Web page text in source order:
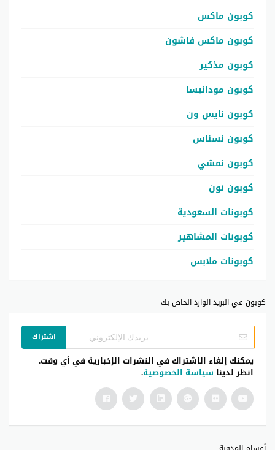
كوبون ماكس
كوبون ماكس فاشون
كوبون مذكير
كوبون مودانيسا
كوبون نايس ون
كوبون نسناس
كوبون نمشي
كوبون نون
كوبونات السعودية
كوبونات المشاهير
كوبونات ملابس
كوبون في البريد الوارد الخاص بك
اشتراك
يمكنك إلغاء الاشتراك في النشرات الإخبارية في أي وقت.
انظر لدينا سياسة الخصوصية.